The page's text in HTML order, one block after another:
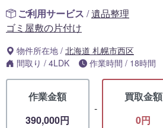
ご利用サービス /遺品整理
ゴミ屋敷の片付け
物件所在地 / 北海道 札幌市西区
間取り / 4LDK 作業時間 / 18時間
作業金額
390,000円
-
買取金額
0円